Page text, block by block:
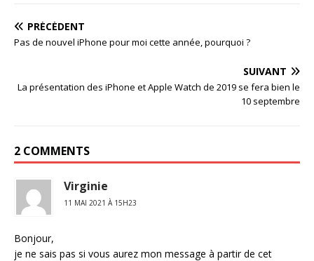
PRÉCÉDENT
Pas de nouvel iPhone pour moi cette année, pourquoi ?
SUIVANT
La présentation des iPhone et Apple Watch de 2019 se fera bien le
10 septembre
2 COMMENTS
Virginie
11 MAI 2021 À 15H23
Bonjour,
je ne sais pas si vous aurez mon message à partir de cet